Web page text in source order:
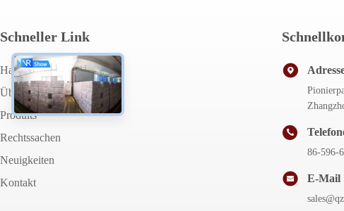
Schneller Link
Haus
Über Uns
Produits
Rechtssachen
Neuigkeiten
Kontakt
86-596-
E-Mail